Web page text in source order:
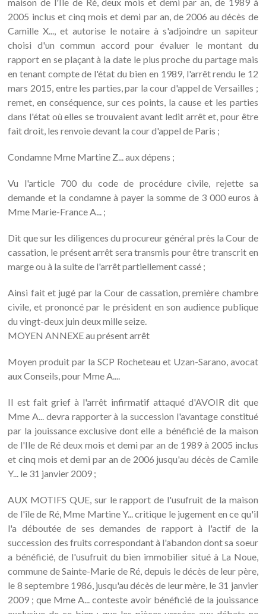
2005 inclus et cinq mois et demi par an, de 2006 au décès de
Camille X..., et autorise le notaire à s'adjoindre un sapiteur
choisi d'un commun accord pour évaluer le montant du
rapport en se plaçant à la date le plus proche du partage mais
en tenant compte de l'état du bien en 1989, l'arrêt rendu le 12
mars 2015, entre les parties, par la cour d'appel de Versailles ;
remet, en conséquence, sur ces points, la cause et les parties
dans l'état où elles se trouvaient avant ledit arrêt et, pour être
fait droit, les renvoie devant la cour d'appel de Paris ;
Condamne Mme Martine Z... aux dépens ;
Vu l'article 700 du code de procédure civile, rejette sa
demande et la condamne à payer la somme de 3 000 euros à
Mme Marie-France A... ;
Dit que sur les diligences du procureur général près la Cour de
cassation, le présent arrêt sera transmis pour être transcrit en
marge ou à la suite de l'arrêt partiellement cassé ;
Ainsi fait et jugé par la Cour de cassation, première chambre
civile, et prononcé par le président en son audience publique
du vingt-deux juin deux mille seize.
MOYEN ANNEXE au présent arrêt
Moyen produit par la SCP Rocheteau et Uzan-Sarano, avocat
aux Conseils, pour Mme A....
Il est fait grief à l'arrêt infirmatif attaqué d'AVOIR dit que
Mme A... devra rapporter à la succession l'avantage constitué
par la jouissance exclusive dont elle a bénéficié de la maison
de l'Ile de Ré deux mois et demi par an de 1989 à 2005 inclus
et cinq mois et demi par an de 2006 jusqu'au décès de Camile
Y... le 31 janvier 2009 ;
AUX MOTIFS QUE, sur le rapport de l'usufruit de la maison
de l'île de Ré, Mme Martine Y... critique le jugement en ce qu'il
l'a déboutée de ses demandes de rapport à l'actif de la
succession des fruits correspondant à l'abandon dont sa soeur
a bénéficié, de l'usufruit du bien immobilier situé à La Noue,
commune de Sainte-Marie de Ré, depuis le décès de leur père,
le 8 septembre 1986, jusqu'au décès de leur mère, le 31 janvier
2009 ; que Mme A... conteste avoir bénéficié de la jouissance